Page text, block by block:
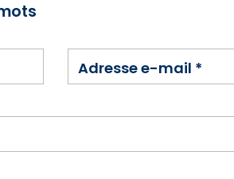
Adresse e-mail *